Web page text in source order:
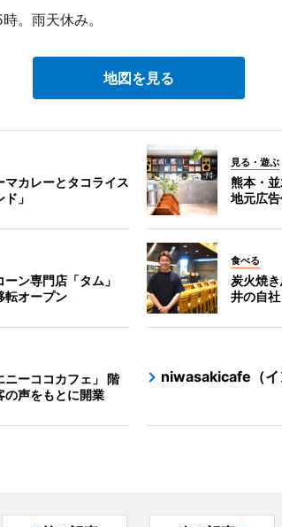
。雨天休み。
地図を見る
カレーとタコライス
」
見る・遊ぶ
熊本・
地元広
ン専門店「タム」
転オープン
食べる
炭火焼
井の自
ーココカフェ」 階
の声をもとに開業
niwasakicafe（イ